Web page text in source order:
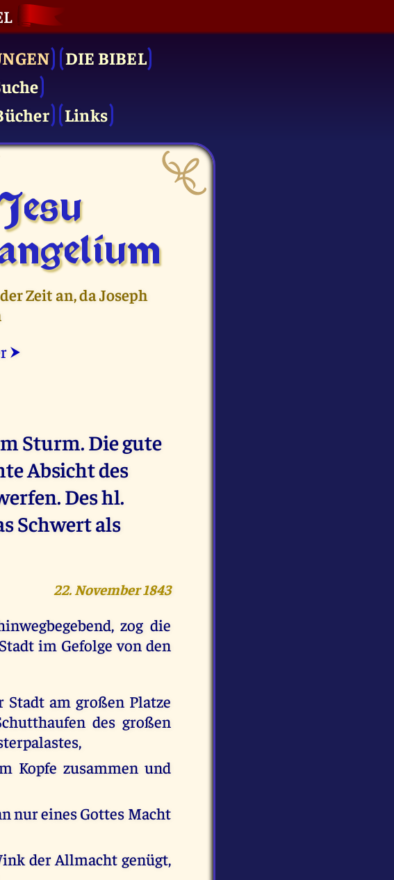
DIE BIBEL
Links
Zeit an, da Joseph
⮞
Sturm. Die gute
Absicht des
Des hl.
Schwert als
22. November 1843
zog die
im Gefolge von den
Stadt am großen Platze
des großen
Kopfe zusammen und
nur eines Gottes Macht
der Allmacht genügt,